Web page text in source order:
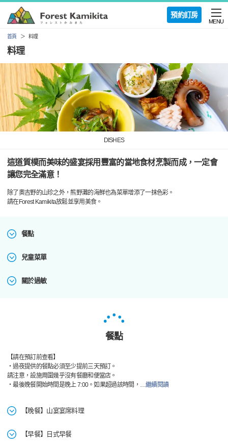
預約訂房
MENU
首頁 料理
料理
DISHES
這道質樸而美味的盛宴採用豐富的當地食材烹製而成，一定會
讓您完全滿意！
除了奧吉野的山珍之外，熊野灘的海鮮也為菜單增添了一抹色彩。
請在Forest Kamikita放鬆並享用美食。
餐點
兒童菜單
關於過敏
餐點
【請在預訂前查看】
・過夜提供的餐點必須至少提前三天預訂。
請注意，設施周圍幾乎沒有餐廳和便當店。
・最後晚餐開始時間是晚上 7:00。如果超過該時間， …繼續閱讀
【晚餐】山宴宴席料理
【早餐】日式早餐